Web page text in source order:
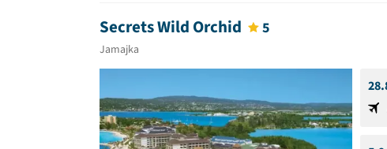
Secrets Wild Orchid 5
Jamajka